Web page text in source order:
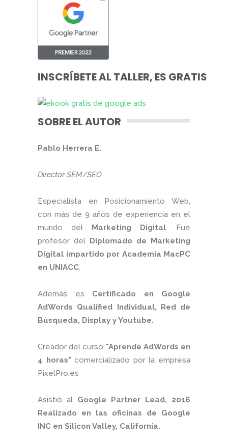
INSCRÍBETE AL TALLER, ES GRATIS
SOBRE EL AUTOR
Pablo Herrera E.
Director SEM/SEO
Especialista en Posicionamiento Web,
con más de 9 años de experiencia en el
mundo del Marketing Digital. Fué
profesor del Diplomado de Marketing
Digital impartido por Academia MacPC
en UNIACC.
Además es Certificado en Google
AdWords Qualified Individual, Red de
Búsqueda, Display y Youtube.
Creador del curso "Aprende AdWords en
4 horas" comercializado por la empresa
PixelPro.es
Asistió al Google Partner Lead, 2016
Realizado en las oficinas de Google
INC en Silicon Valley, California.